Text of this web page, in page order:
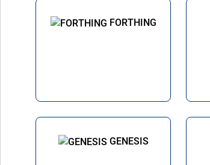
FORTHING
GENESIS